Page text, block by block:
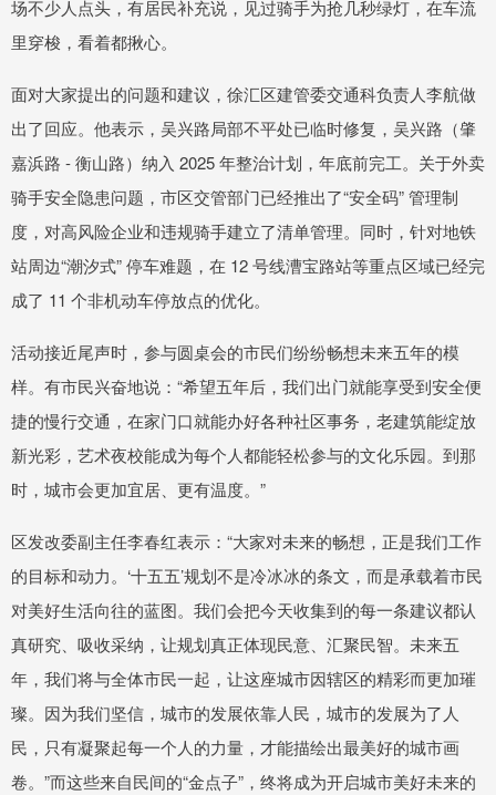
场不少人点头，有居民补充说，见过骑手为抢几秒绿灯，在车流
里穿梭，看着都揪心。
面对大家提出的问题和建议，徐汇区建管委交通科负责人李航做
出了回应。他表示，吴兴路局部不平处已临时修复，吴兴路（肇
嘉浜路 - 衡山路）纳入 2025 年整治计划，年底前完工。关于外卖
骑手安全隐患问题，市区交管部门已经推出了“安全码” 管理制
度，对高风险企业和违规骑手建立了清单管理。同时，针对地铁
站周边“潮汐式” 停车难题，在 12 号线漕宝路站等重点区域已经完
成了 11 个非机动车停放点的优化。
活动接近尾声时，参与圆桌会的市民们纷纷畅想未来五年的模
样。有市民兴奋地说：“希望五年后，我们出门就能享受到安全便
捷的慢行交通，在家门口就能办好各种社区事务，老建筑能绽放
新光彩，艺术夜校能成为每个人都能轻松参与的文化乐园。到那
时，城市会更加宜居、更有温度。”
区发改委副主任李春红表示：“大家对未来的畅想，正是我们工作
的目标和动力。‘十五五’规划不是冷冰冰的条文，而是承载着市民
对美好生活向往的蓝图。我们会把今天收集到的每一条建议都认
真研究、吸收采纳，让规划真正体现民意、汇聚民智。未来五
年，我们将与全体市民一起，让这座城市因辖区的精彩而更加璀
璨。因为我们坚信，城市的发展依靠人民，城市的发展为了人
民，只有凝聚起每一个人的力量，才能描绘出最美好的城市画
卷。”而这些来自民间的“金点子”，终将成为开启城市美好未来的